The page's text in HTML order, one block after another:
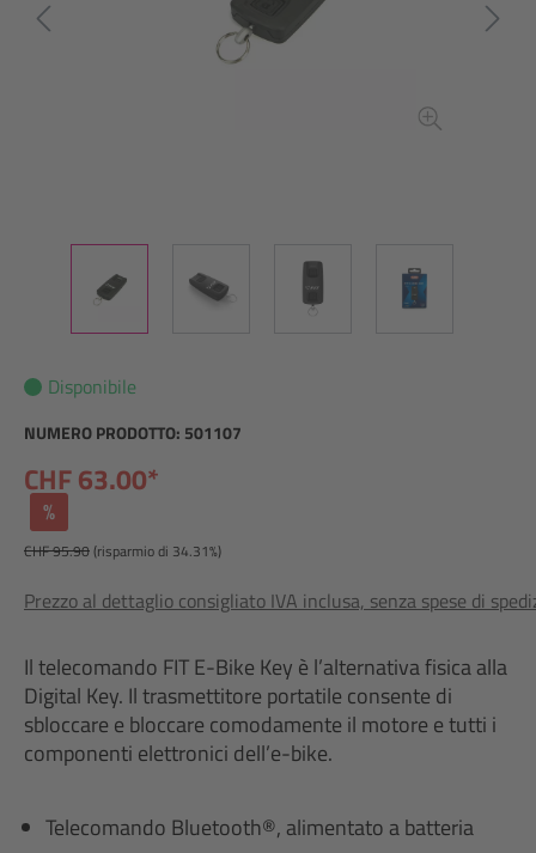
Disponibile
NUMERO PRODOTTO: 501107
CHF 63.00*
%
CHF 95.90(risparmio di 34.31%)
Prezzo al dettaglio consigliato IVA inclusa, senza spese di
Il telecomando FIT E-Bike Key è l’alternativa fisica alla
Digital Key. Il trasmettitore portatile consente di
sbloccare e bloccare comodamente il motore e tutti i
componenti elettronici dell’e-bike.
Telecomando Bluetooth®, alimentato a batteria